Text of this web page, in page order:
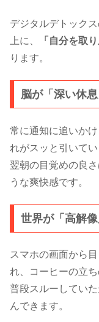
デジタルデトック
上に、
「自分を取
ります。
脳が「深い休
常に通知に追いか
れがスッと引いてい
翌朝の目覚めの良
うな爽快感です。
世界が「高解
スマホの画面から
れ、コーヒーの立
普段スルーしてい
んできます。